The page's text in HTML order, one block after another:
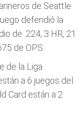
de Seattle
defendió la
de .224, 3 HR, 21
de OPS.
de la Liga
a 6 juegos del
Card están a 2